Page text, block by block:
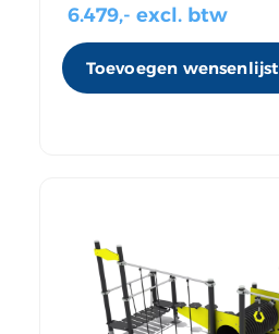
6.479,- excl. btw
Toevoegen wensenlijst